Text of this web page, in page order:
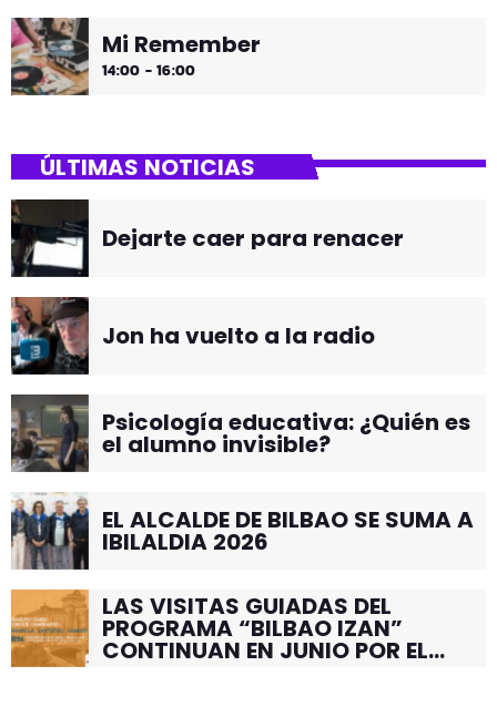
Mi Remember
14:00 - 16:00
ÚLTIMAS NOTICIAS
Dejarte caer para renacer
Jon ha vuelto a la radio
Psicología educativa: ¿Quién es
el alumno invisible?
EL ALCALDE DE BILBAO SE SUMA A
IBILALDIA 2026
LAS VISITAS GUIADAS DEL
PROGRAMA “BILBAO IZAN”
CONTINUAN EN JUNIO POR EL